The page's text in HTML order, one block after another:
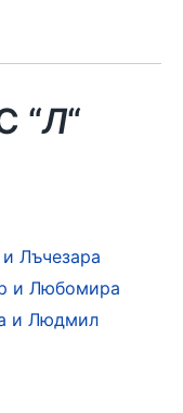
“Л“
Лъчезара
и Любомира
и Людмил